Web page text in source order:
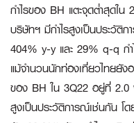
กำไรของ BH แตะจุดต่ำสุดใน
บริษัทฯ มีกำไรสูงเป็นประวั
404% y-y และ 29% q-q ก
แม้จำนวนนักท่องเที่ยวไทยยั
ของ BH ใน 3Q22 อยู่ที่
สูงเป็นประวัติการณ์เช่นกัน